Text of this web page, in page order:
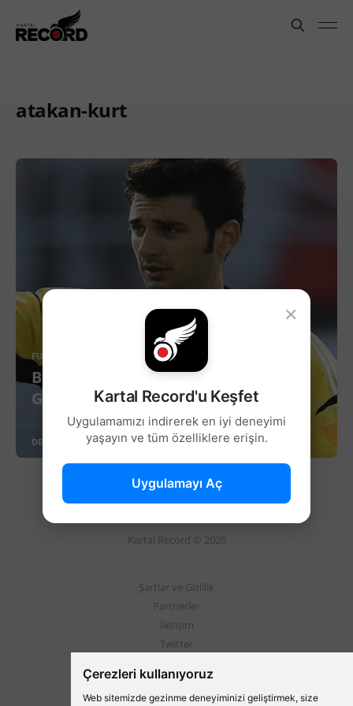
Çerezleri kullanıyoruz
Web sitemizde gezinme deneyiminizi geliştirmek, size
atakan-kurt
FUTBOL
Beşiktaş'ın eski futbolcusu Cenk
Gönen'den açıklamalar!
DEVAMINI OKU
Kartal Record © 2026
Şartlar ve Gizlilik
Partnerler
İletişim
Twitter
×
Kartal Record'u Keşfet
Uygulamamızı indirerek en iyi deneyimi
yaşayın ve tüm özelliklere erişin.
Uygulamayı Aç